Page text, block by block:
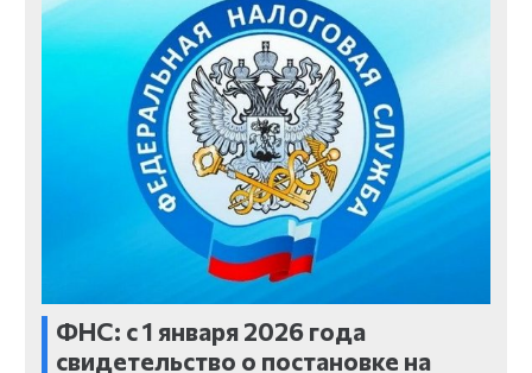
ФНС: с 1 января 2026 года
свидетельство о постановке на